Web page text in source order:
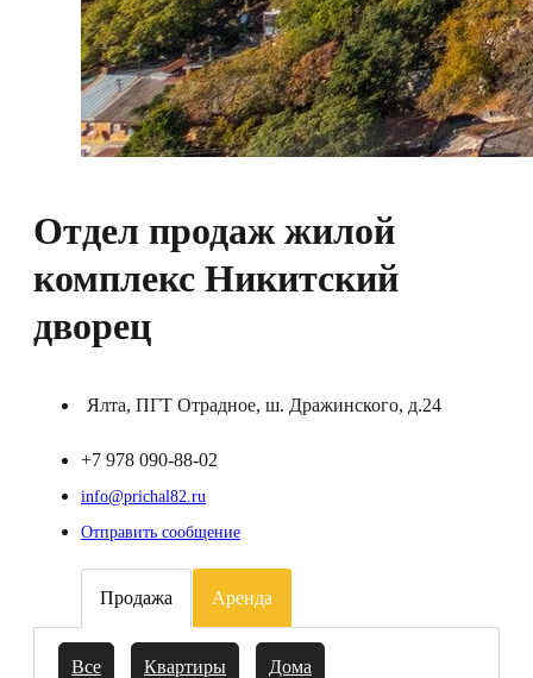
Отдел продаж жилой
комплекс Никитский
дворец
Ялта, ПГТ Отрадное, ш. Дражинского, д.24
+7 978 090-88-02
info@prichal82.ru
Отправить сообщение
Продажа Аренда
Все Квартиры Дома